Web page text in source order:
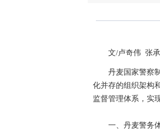
文/卢奇伟 张承
丹麦国家警察制
化并存的组织架构
监督管理体系，实
一、丹麦警务体